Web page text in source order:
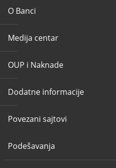
O Banci
Medija centar
OUP i Naknade
Dodatne informacije
Povezani sajtovi
Podešavanja